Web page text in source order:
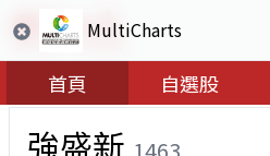
MultiCharts
首頁 自選股
強盛新